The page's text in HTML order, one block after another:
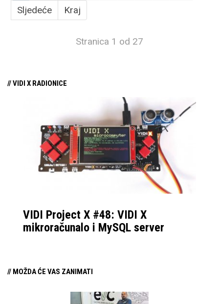
Sljedeće
Kraj
Stranica 1 od 27
// VIDI X RADIONICE
VIDI Project X #48: VIDI X
mikroračunalo i MySQL server
// MOŽDA ĆE VAS ZANIMATI